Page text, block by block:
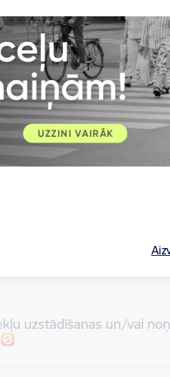
atļaujas izsniegšana
un iekārtas (bez
vietas
uzstādīšanas un/vai